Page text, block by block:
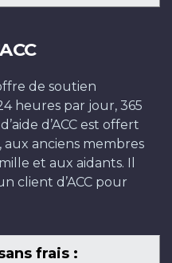
de soutien
heures par jour, 365
d’ACC est offert
anciens membres
et aux aidants. Il
client d’ACC pour
frais :